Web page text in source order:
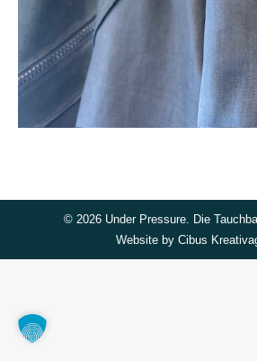
© 2026 Under Pressure. Die
Website by Cibus